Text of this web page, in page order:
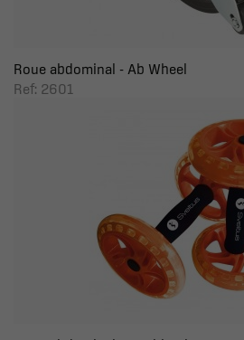
Roue abdominal - Ab Wheel
Ref: 2601